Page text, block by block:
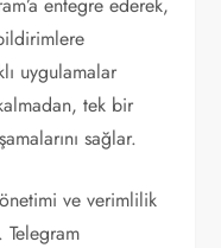
uygulamalar
tek bir
sağlar.
ve verimlilik